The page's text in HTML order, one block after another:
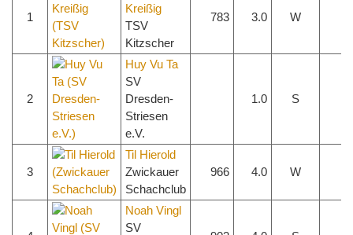
1
Kreißig
TSV
Kitzscher
783 3.0 W
2
Huy Vu Ta
SV
Dresden-
Striesen
e.V.
1.0 S
3
Til Hierold
Zwickauer
Schachclub
966 4.0 W
Noah Vingl
SV